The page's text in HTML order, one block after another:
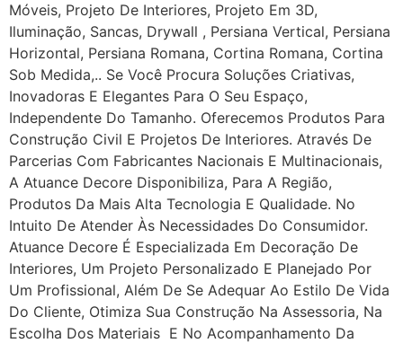
Móveis, Projeto De Interiores, Projeto Em 3D,
Iluminação, Sancas, Drywall , Persiana Vertical, Persiana
Horizontal, Persiana Romana, Cortina Romana, Cortina
Sob Medida,.. Se Você Procura Soluções Criativas,
Inovadoras E Elegantes Para O Seu Espaço,
Independente Do Tamanho. Oferecemos Produtos Para
Construção Civil E Projetos De Interiores. Através De
Parcerias Com Fabricantes Nacionais E Multinacionais,
A Atuance Decore Disponibiliza, Para A Região,
Produtos Da Mais Alta Tecnologia E Qualidade. No
Intuito De Atender Às Necessidades Do Consumidor.
Atuance Decore É Especializada Em Decoração De
Interiores, Um Projeto Personalizado E Planejado Por
Um Profissional, Além De Se Adequar Ao Estilo De Vida
Do Cliente, Otimiza Sua Construção Na Assessoria, Na
Escolha Dos Materiais E No Acompanhamento Da